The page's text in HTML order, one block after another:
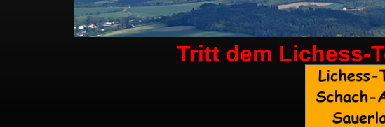
Tritt dem Lichess-